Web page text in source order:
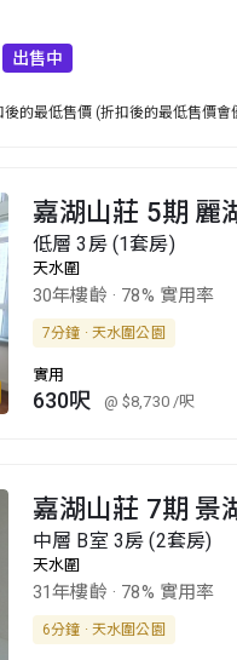
出售中
的最低售價 (折扣後的最低售價
嘉湖山莊 5期 麗
低層 3房 (1套房)
天水圍
30年樓齡 · 78% 實用率
7分鐘 · 天水圍公園
實用
630呎 @ $8,730/呎
嘉湖山莊 7期 景
中層 B室 3房 (2套房)
天水圍
31年樓齡 · 78% 實用率
6分鐘 · 天水圍公園